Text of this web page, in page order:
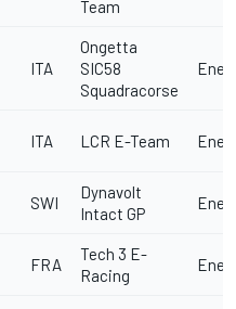
Team
ITA
Ongetta
SIC58
Squadracorse
ITA LCR E-Team
SWI
Dynavolt
Intact GP
FRA
Tech 3 E-
Racing